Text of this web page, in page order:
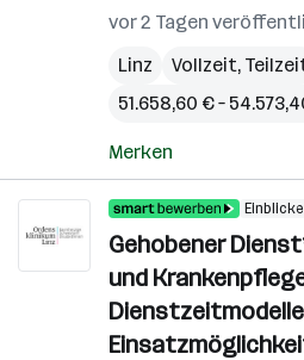
vor 2 Tagen
Linz
Vollzeit,
51.658,60 € –
Merken
Einblicke
Gehobener
und